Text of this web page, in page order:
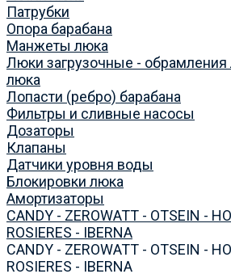
Патрубки
Опора барабана
Манжеты люка
Люки загрузочные - обрамления
люка
Лопасти (ребро) барабана
Фильтры и сливные насосы
Дозаторы
Клапаны
Датчики уровня воды
Блокировки люка
Амортизаторы
CANDY - ZEROWATT - OTSEIN -
ROSIERES - IBERNA
CANDY - ZEROWATT - OTSEIN -
ROSIERES - IBERNA